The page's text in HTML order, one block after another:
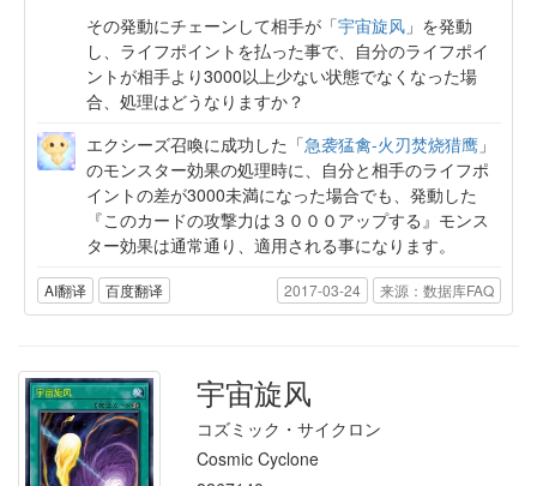
その発動にチェーンして相手が「宇宙旋风 」を発動
し、ライフポイントを払った事で、自分のライフポイ
ントが相手より3000以上少ない状態でなくなった場
合、処理はどうなりますか？
エクシーズ召喚に成功した「急袭猛禽-火刃焚烧猎鹰 」
のモンスター効果の処理時に、自分と相手のライフポ
イントの差が3000未満になった場合でも、発動した
『このカードの攻撃力は３０００アップする』モンス
ター効果は通常通り、適用される事になります。
AI翻译 百度翻译 2017-03-24 来源：数据库FAQ
宇宙旋风
コズミック・サイクロン
Cosmic Cyclone